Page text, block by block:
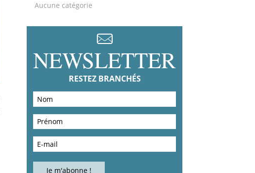
Aucune catégorie
NEWSLETTER
RESTEZ BRANCHÉS